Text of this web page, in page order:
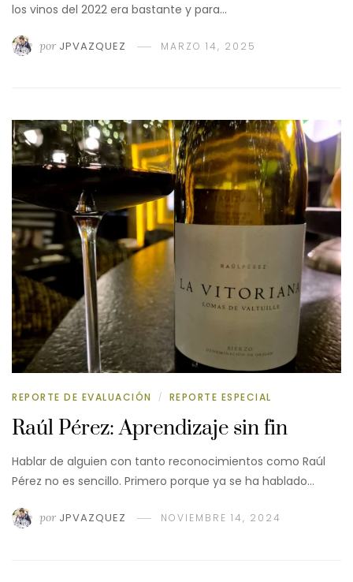
los vinos del 2022 era bastante y para…
por JPVAZQUEZ MARZO 14, 2025
REPORTE DE EVALUACIÓN / REPORTE ESPECIAL
Raúl Pérez: Aprendizaje sin fin
Hablar de alguien con tanto reconocimientos como Raúl
Pérez no es sencillo. Primero porque ya se ha hablado…
por JPVAZQUEZ NOVIEMBRE 14, 2024